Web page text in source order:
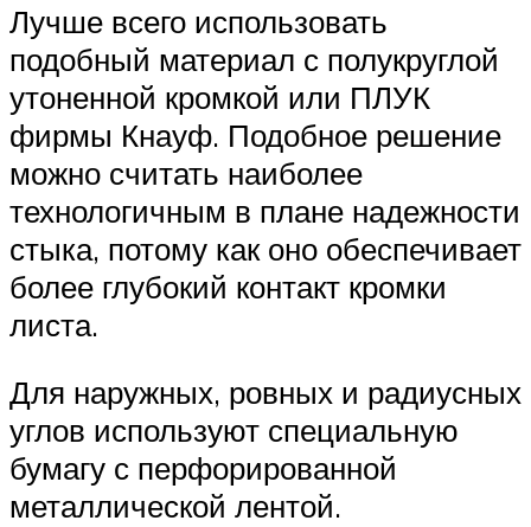
Лучше всего использовать
подобный материал с полукруглой
утоненной кромкой или ПЛУК
фирмы Кнауф. Подобное решение
можно считать наиболее
технологичным в плане надежности
стыка, потому как оно обеспечивает
более глубокий контакт кромки
листа.
Для наружных, ровных и радиусных
углов используют специальную
бумагу с перфорированной
металлической лентой.